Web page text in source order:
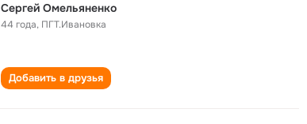
Сергей Омельяненко
44 года, ПГТ.Ивановка
Добавить в друзья